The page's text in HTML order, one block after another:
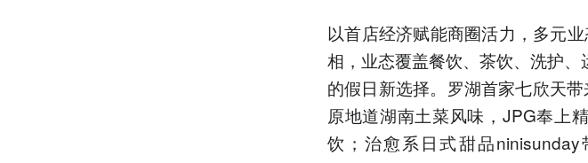
以首店经济赋能商圈活力，多元
相，业态覆盖餐饮、茶饮、洗护
的假日新选择。罗湖首家七欣天
原地道湖南土菜风味，JPG奉上
饮；治愈系日式甜品